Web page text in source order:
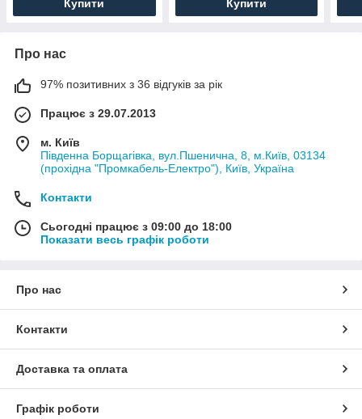
Купити Купити
Про нас
97% позитивних з 36 відгуків за рік
Працює з 29.07.2013
м. Київ
Південна Борщагівка, вул.Пшенична, 8, м.Київ, 03134
(прохідна "Промкабель-Електро"), Київ, Україна
Контакти
Сьогодні працює з 09:00 до 18:00
Показати весь графік роботи
Про нас
Контакти
Доставка та оплата
Графік роботи